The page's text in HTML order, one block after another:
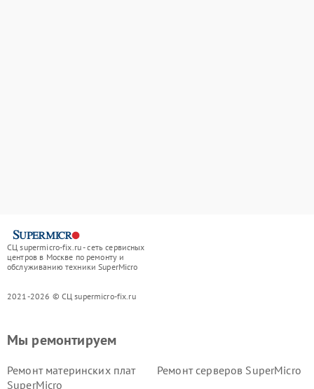
СЦ supermicro-fix.ru - сеть сервисных
центров в Москве по ремонту и
обслуживанию техники SuperMicro
2021-2026 © СЦ supermicro-fix.ru
Мы ремонтируем
Ремонт материнских плат
SuperMicro
Ремонт серверов SuperMicro